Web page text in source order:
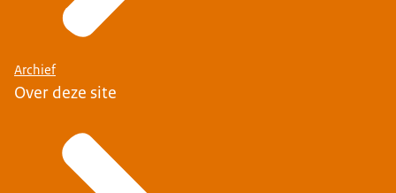
Archief
Over deze site